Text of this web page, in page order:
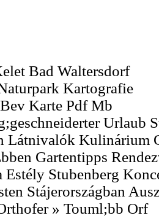
Bad Waltersdorf
Kartografie
Karte Pdf Mb
Urlaub
Látnivalók Kulinárium
Gartentipps
Estély Stubenberg
Stájerországban
» Touml;bb Orf